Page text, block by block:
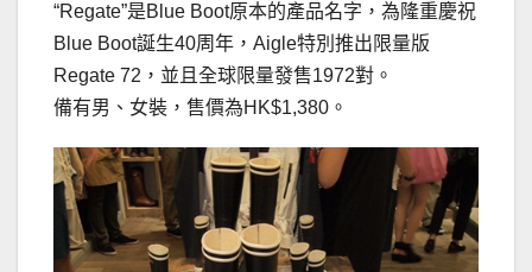
“Regate”是Blue Boot原本的產品名字，為隆重慶祝
Blue Boot誕生40周年，Aigle特別推出限量版
Regate 72，並且全球限量發售1972對。
備有男、女裝，售價為HK$1,380。